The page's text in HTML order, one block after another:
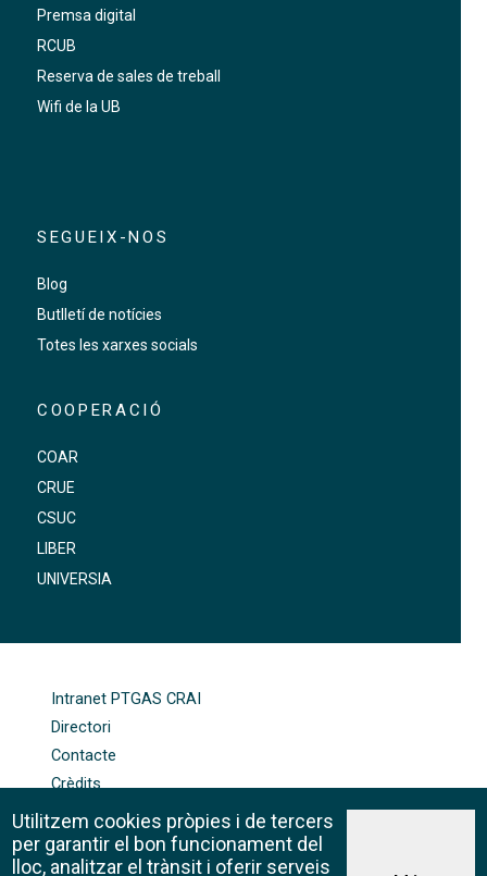
Premsa digital
RCUB
Reserva de sales de treball
Wifi de la UB
SEGUEIX-NOS
Blog
Butlletí de notícies
Totes les xarxes socials
COOPERACIÓ
COAR
CRUE
CSUC
LIBER
UNIVERSIA
Intranet PTGAS CRAI
Directori
Contacte
Crèdits
Política de galetes
Utilitzem cookies pròpies i de tercers
per garantir el bon funcionament del
lloc, analitzar el trànsit i oferir serveis